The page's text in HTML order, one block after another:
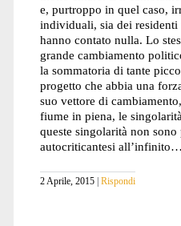
e, purtroppo in quel caso,
individuali, sia dei
hanno contato nulla. Lo
grande cambiamento
la sommatoria di tante
progetto che abbia una
suo vettore di
fiume in piena, le
queste singolarità non sono
autocriticantesi
2 Aprile, 2015 Rispondi